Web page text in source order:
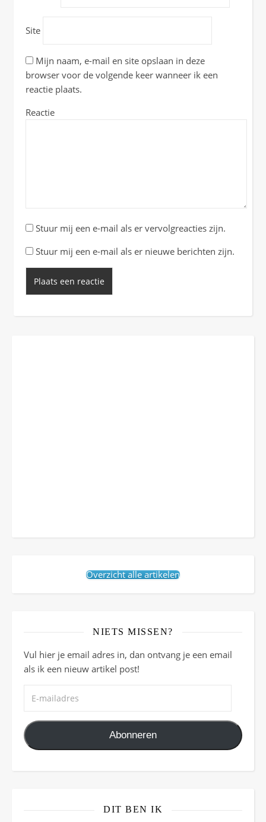
Site
Mijn naam, e-mail en site opslaan in deze
browser voor de volgende keer wanneer ik een
reactie plaats.
Reactie
Stuur mij een e-mail als er vervolgreacties zijn.
Stuur mij een e-mail als er nieuwe berichten zijn.
Overzicht alle artikelen
NIETS MISSEN?
Vul hier je email adres in, dan ontvang je een email
als ik een nieuw artikel post!
Abonneren
DIT BEN IK